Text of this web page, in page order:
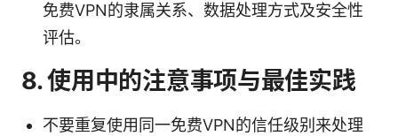
免费VPN的隶属关系、数据处理方式及安全性
评估。
8. 使用中的注意事项与最佳实践
不要重复使用同一免费VPN的信任级别来处理